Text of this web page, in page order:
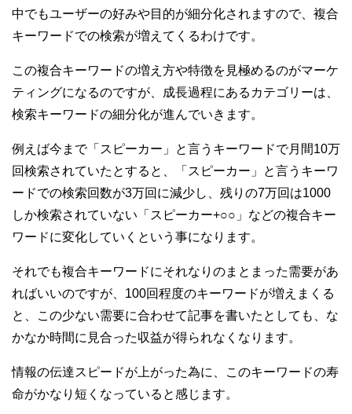
中でもユーザーの好みや目的が細分化されますので、複合
キーワードでの検索が増えてくるわけです。
この複合キーワードの増え方や特徴を見極めるのがマーケ
ティングになるのですが、成長過程にあるカテゴリーは、
検索キーワードの細分化が進んでいきます。
例えば今まで「スピーカー」と言うキーワードで月間10万
回検索されていたとすると、「スピーカー」と言うキーワ
ードでの検索回数が3万回に減少し、残りの7万回は1000
しか検索されていない「スピーカー+○○」などの複合キー
ワードに変化していくという事になります。
それでも複合キーワードにそれなりのまとまった需要があ
ればいいのですが、100回程度のキーワードが増えまくる
と、この少ない需要に合わせて記事を書いたとしても、な
かなか時間に見合った収益が得られなくなります。
情報の伝達スピードが上がった為に、このキーワードの寿
命がかなり短くなっていると感じます。